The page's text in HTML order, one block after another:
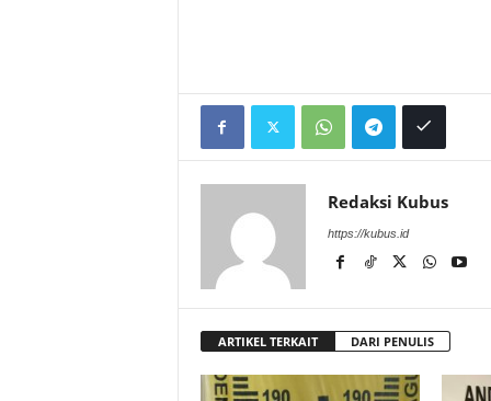
Redaksi Kubus
https://kubus.id
ARTIKEL TERKAIT DARI PENULIS